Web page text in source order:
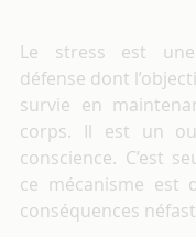
Le stress est
défense dont
survie en
corps. Il est un
conscience. C’est
ce mécanisme est
conséquences